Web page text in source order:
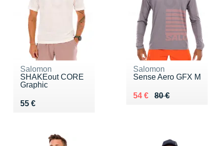
Salomon
SHAKEout CORE
Graphic
55 €
Vendu 55 €
Salomon
Sense Aero GFX M
80 €
Au lieu de 80 €
54 €
Vendu 54 €